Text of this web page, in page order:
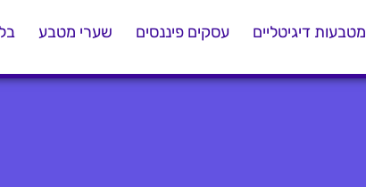
מטבעות דיגיטליים עסקים פיננסים שערי מטבע